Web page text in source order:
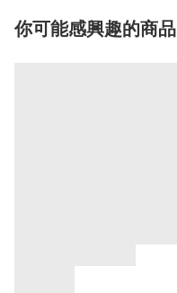
你可能感興趣的商品